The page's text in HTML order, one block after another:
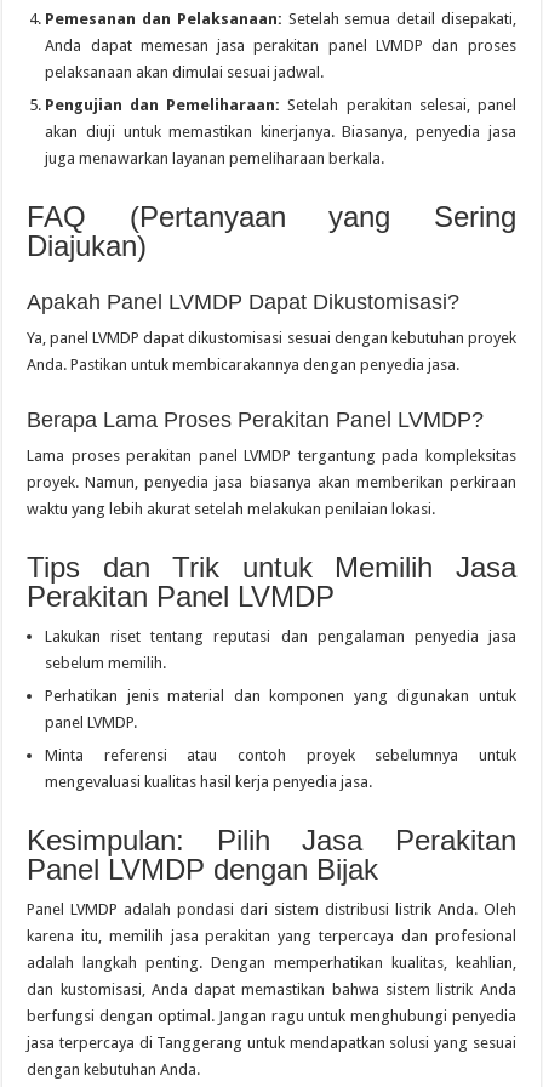
Pemesanan dan Pelaksanaan: Setelah semua detail disepakati,
Anda dapat memesan jasa perakitan panel LVMDP dan proses
pelaksanaan akan dimulai sesuai jadwal.
Pengujian dan Pemeliharaan: Setelah perakitan selesai, panel
akan diuji untuk memastikan kinerjanya. Biasanya, penyedia jasa
juga menawarkan layanan pemeliharaan berkala.
FAQ (Pertanyaan yang Sering
Diajukan)
Apakah Panel LVMDP Dapat Dikustomisasi?
Ya, panel LVMDP dapat dikustomisasi sesuai dengan kebutuhan proyek
Anda. Pastikan untuk membicarakannya dengan penyedia jasa.
Berapa Lama Proses Perakitan Panel LVMDP?
Lama proses perakitan panel LVMDP tergantung pada kompleksitas
proyek. Namun, penyedia jasa biasanya akan memberikan perkiraan
waktu yang lebih akurat setelah melakukan penilaian lokasi.
Tips dan Trik untuk Memilih Jasa
Perakitan Panel LVMDP
Lakukan riset tentang reputasi dan pengalaman penyedia jasa
sebelum memilih.
Perhatikan jenis material dan komponen yang digunakan untuk
panel LVMDP.
Minta referensi atau contoh proyek sebelumnya untuk
mengevaluasi kualitas hasil kerja penyedia jasa.
Kesimpulan: Pilih Jasa Perakitan
Panel LVMDP dengan Bijak
Panel LVMDP adalah pondasi dari sistem distribusi listrik Anda. Oleh
karena itu, memilih jasa perakitan yang terpercaya dan profesional
adalah langkah penting. Dengan memperhatikan kualitas, keahlian,
dan kustomisasi, Anda dapat memastikan bahwa sistem listrik Anda
berfungsi dengan optimal. Jangan ragu untuk menghubungi penyedia
jasa terpercaya di Tanggerang untuk mendapatkan solusi yang sesuai
dengan kebutuhan Anda.